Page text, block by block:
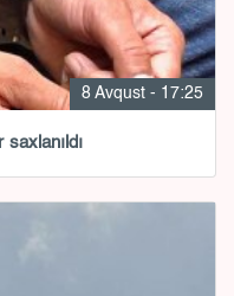
8 Avqust - 17:25